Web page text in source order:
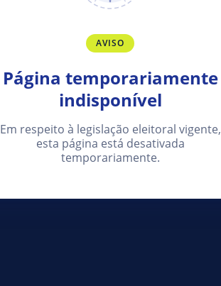
AVISO
Página temporariamente
indisponível
Em respeito à legislação eleitoral vigente,
esta página está desativada
temporariamente.